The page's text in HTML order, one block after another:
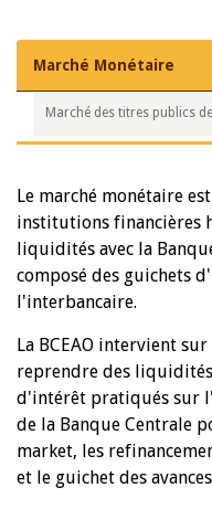
Marché Monétaire
Marché des titres publics
Le marché monétaire
institutions financières
liquidités avec la
composé des guichets
l'interbancaire.
La BCEAO intervient
reprendre des
d'intérêt pratiqués sur
de la Banque Centrale
market, les
et le guichet des